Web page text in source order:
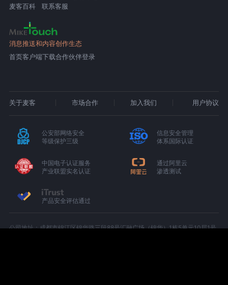
麦客百科
联系客服
消息推送和内容创作生态
首页客户端下载合作伙伴登录
关于麦客 市场合作 加入我们 用户协议
公安部网络安全
等级保护三级
信息安全管理
体系国际认证
中国电子认证服务
产业联盟实名认证
通过阿里云
渗透测试
产品安全评估通过
公司地址：成都市锦江区锦华路三段88号汇融广场（锦华）1栋5单元10层1号